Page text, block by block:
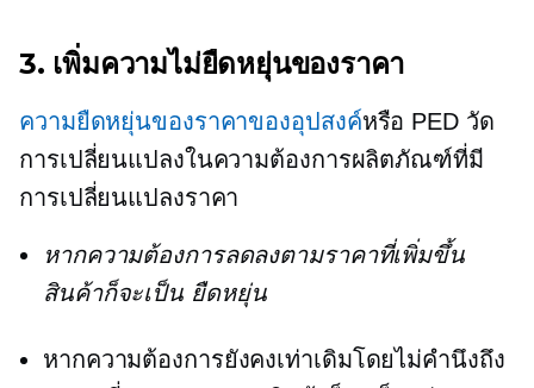
3. เพิ่มความไม่ยืดหยุ่นของราคา
ความยืดหยุ่นของราคาของอุปสงค์หรือ PED วัด
การเปลี่ยนแปลงในความต้องการผลิตภัณฑ์ที่มี
การเปลี่ยนแปลงราคา
หากความต้องการลดลงตามราคาที่เพิ่มขึ้น
สินค้าก็จะเป็น ยืดหยุ่น
หากความต้องการยังคงเท่าเดิมโดยไม่คำนึงถึง